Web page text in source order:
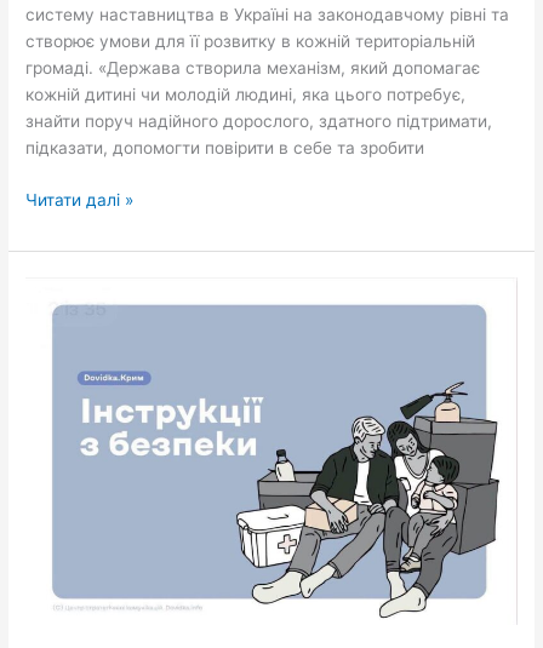
систему наставництва в Україні на законодавчому рівні та
створює умови для її розвитку в кожній територіальній
громаді. «Держава створила механізм, який допомагає
кожній дитині чи молодій людині, яка цього потребує,
знайти поруч надійного дорослого, здатного підтримати,
підказати, допомогти повірити в себе та зробити
з
організації
наставництва
Читати далі »
розділ
важлива
інформація
безпеки